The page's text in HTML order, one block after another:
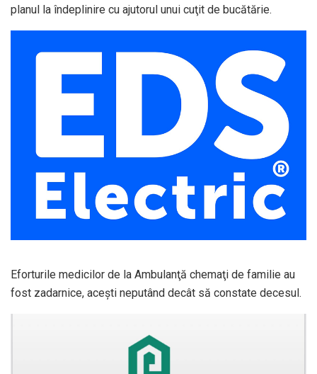
planul la îndeplinire cu ajutorul unui cuţit de bucătărie.
Eforturile medicilor de la Ambulanţă chemaţi de familie au
fost zadarnice, aceşti neputând decât să constate decesul.